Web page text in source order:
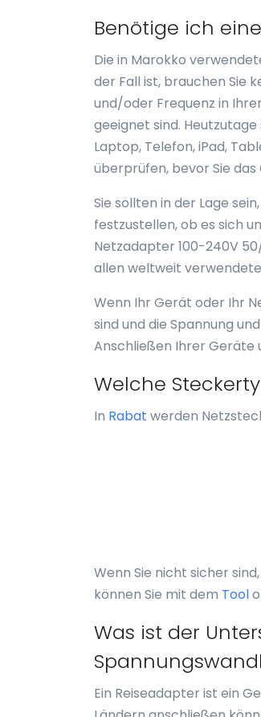
Benötige ich
Die in Marokko
der Fall ist, brauchen Sie
und/oder Frequenz in
geeignet sind.
Laptop, Telefon, iPad,
überprüfen, bevor Sie
Sie sollten in der Lage
festzustellen, ob es sich
Netzadapter 100-240V
allen weltweit
Wenn Ihr Gerät oder Ihr
sind und die Spannung
Anschließen Ihrer Geräte
Welche
In Rabat werden
Wenn Sie nicht sicher
können Sie mit dem Tool
Was ist der
Ein Reiseadapter ist ein